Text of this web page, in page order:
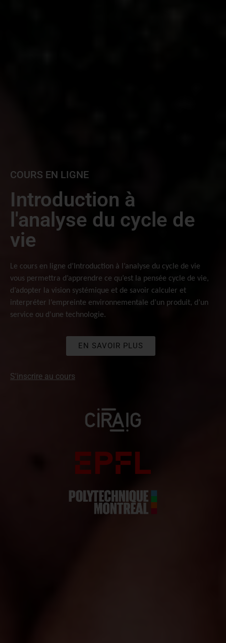
COURS EN LIGNE
Introduction à
l'analyse du cycle de
vie
Le cours en ligne d’Introduction à l’analyse du cycle de vie
vous permettra d’apprendre ce qu’est la pensée cycle de vie,
d’adopter la vision systémique et de savoir calculer et
interpréter l’empreinte environnementale d’un produit, d’un
service ou d’une technologie.
EN SAVOIR PLUS
S'inscrire au cours